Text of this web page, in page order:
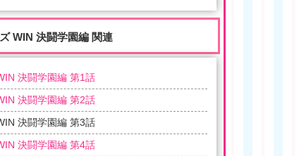
WIN 決闘学園編 関連
決闘学園編 第1話
決闘学園編 第2話
決闘学園編 第3話
決闘学園編 第4話